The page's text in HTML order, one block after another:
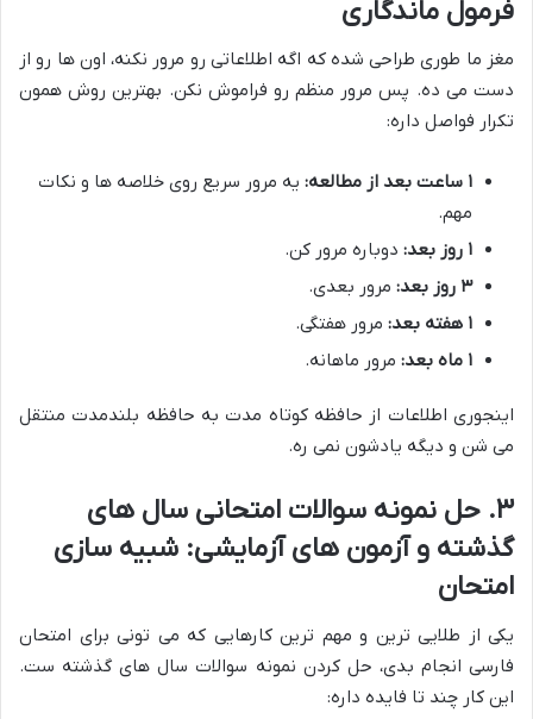
فرمول ماندگاری
مغز ما طوری طراحی شده که اگه اطلاعاتی رو مرور نکنه، اون ها رو از
دست می ده. پس مرور منظم رو فراموش نکن. بهترین روش همون
تکرار فواصل داره:
۱ ساعت بعد از مطالعه:
یه مرور سریع روی خلاصه ها و نکات
مهم.
۱ روز بعد:
دوباره مرور کن.
۳ روز بعد:
مرور بعدی.
۱ هفته بعد:
مرور هفتگی.
۱ ماه بعد:
مرور ماهانه.
اینجوری اطلاعات از حافظه کوتاه مدت به حافظه بلندمدت منتقل
می شن و دیگه یادشون نمی ره.
۳. حل نمونه سوالات امتحانی سال های
گذشته و آزمون های آزمایشی: شبیه سازی
امتحان
یکی از طلایی ترین و مهم ترین کارهایی که می تونی برای امتحان
فارسی انجام بدی، حل کردن نمونه سوالات سال های گذشته ست.
این کار چند تا فایده داره: